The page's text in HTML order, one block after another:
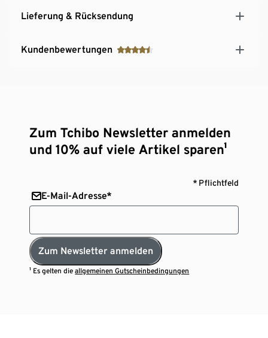
Lieferung & Rücksendung
Kundenbewertungen
Zum Tchibo Newsletter anmelden
und 10% auf viele Artikel sparen¹
* Pflichtfeld
E-Mail-Adresse*
Zum Newsletter anmelden
¹ Es gelten dieallgemeinen Gutscheinbedingungen